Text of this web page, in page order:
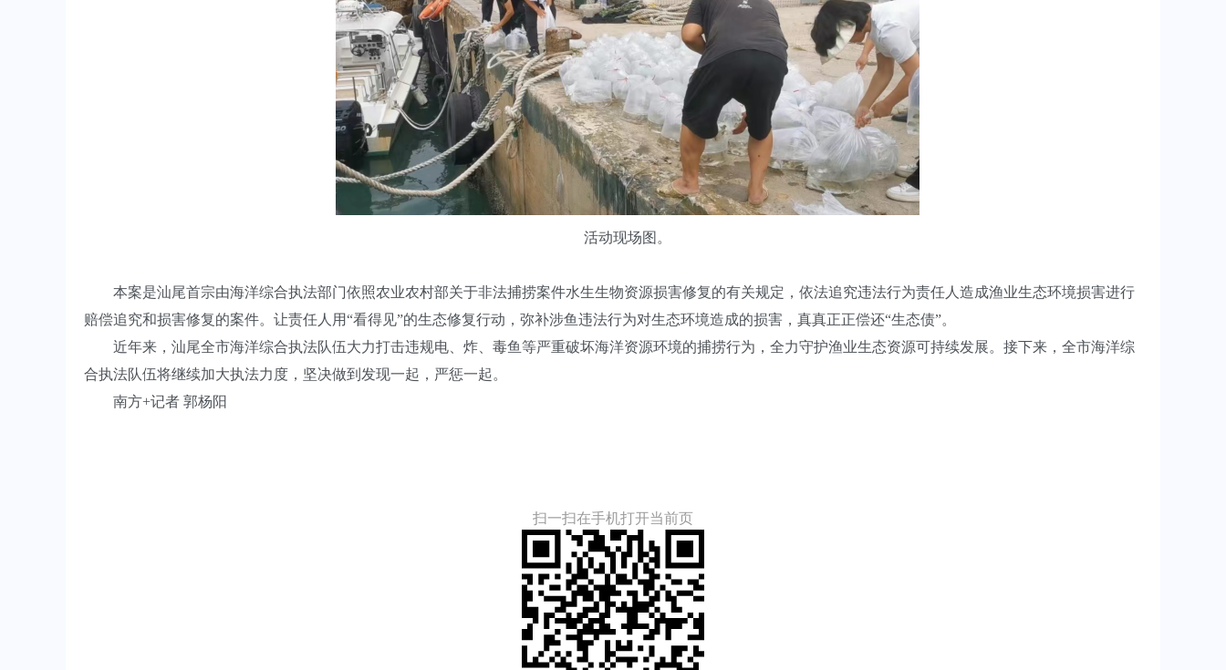
活动现场图。
本案是汕尾首宗由海洋综合执法部门依照农业农村部关于非法捕捞案件水生生物资源损害修复的有关规定，依法追究违法行为责任人造成渔业生态环境损害进行
赔偿追究和损害修复的案件。让责任人用“看得见”的生态修复行动，弥补涉鱼违法行为对生态环境造成的损害，真真正正偿还“生态债”。
近年来，汕尾全市海洋综合执法队伍大力打击违规电、炸、毒鱼等严重破坏海洋资源环境的捕捞行为，全力守护渔业生态资源可持续发展。接下来，全市海洋综
合执法队伍将继续加大执法力度，坚决做到发现一起，严惩一起。
南方+记者 郭杨阳
扫一扫在手机打开当前页